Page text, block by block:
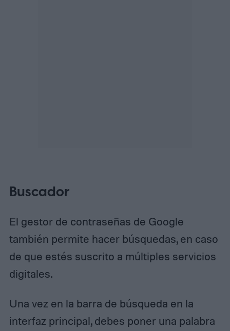
Buscador
El gestor de contraseñas de Google
también permite hacer búsquedas, en caso
de que estés suscrito a múltiples servicios
digitales.
Una vez en la barra de búsqueda en la
interfaz principal, debes poner una palabra